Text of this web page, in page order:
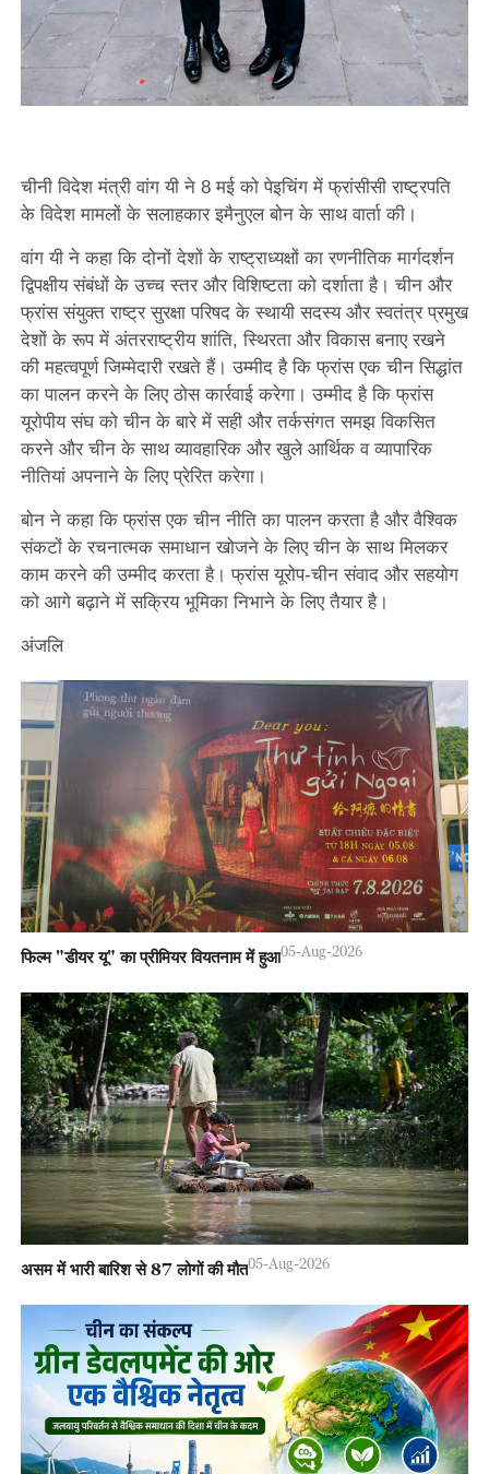
चीनी विदेश मंत्री वांग यी ने 8 मई को पेइचिंग में फ्रांसीसी राष्ट्रपति
के विदेश मामलों के सलाहकार इमैनुएल बोन के साथ वार्ता की।
वांग यी ने कहा कि दोनों देशों के राष्ट्राध्यक्षों का रणनीतिक मार्गदर्शन
द्विपक्षीय संबंधों के उच्च स्तर और विशिष्टता को दर्शाता है। चीन और
फ्रांस संयुक्त राष्ट्र सुरक्षा परिषद के स्थायी सदस्य और स्वतंत्र प्रमुख
देशों के रूप में अंतरराष्ट्रीय शांति, स्थिरता और विकास बनाए रखने
की महत्वपूर्ण जिम्मेदारी रखते हैं। उम्मीद है कि फ्रांस एक चीन सिद्धांत
का पालन करने के लिए ठोस कार्रवाई करेगा। उम्मीद है कि फ्रांस
यूरोपीय संघ को चीन के बारे में सही और तर्कसंगत समझ विकसित
करने और चीन के साथ व्यावहारिक और खुले आर्थिक व व्यापारिक
नीतियां अपनाने के लिए प्रेरित करेगा।
बोन ने कहा कि फ्रांस एक चीन नीति का पालन करता है और वैश्विक
संकटों के रचनात्मक समाधान खोजने के लिए चीन के साथ मिलकर
काम करने की उम्मीद करता है। फ्रांस यूरोप-चीन संवाद और सहयोग
को आगे बढ़ाने में सक्रिय भूमिका निभाने के लिए तैयार है।
अंजलि
फिल्म "डीयर यू" का प्रीमियर वियतनाम में हुआ05-Aug-2026
असम में भारी बारिश से 87 लोगों की मौत05-Aug-2026